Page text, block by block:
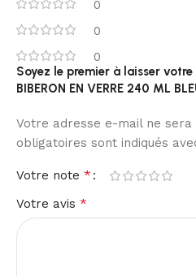
0
0
0
Soyez le premier à laisser votre
BIBERON EN VERRE 240 ML
Votre adresse e-mail ne sera
obligatoires sont indiqués
Votre note *
Votre avis *